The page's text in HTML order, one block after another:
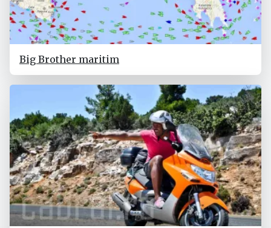
Big Brother maritim